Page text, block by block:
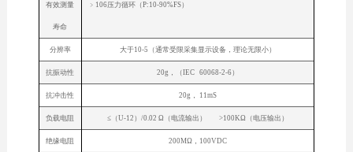
有效测量
寿命
﹥106压力循环（P:10-90%FS）
分辨率 大于10-5（通常受限采集显示设备，理论无限小）
抗振动性 20g，（IEC 60068-2-6）
抗冲击性 20g， 11mS
负载电阻 ≤（U-12）/0.02 Ω（电流输出） >100KΩ（电压输出）
绝缘电阻 200MΩ，100VDC